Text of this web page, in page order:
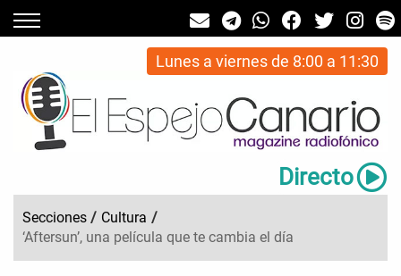
Lunes a viernes de 8:00 a 11:30
Directo
Secciones / Cultura /
‘Aftersun’, una película que te cambia el día